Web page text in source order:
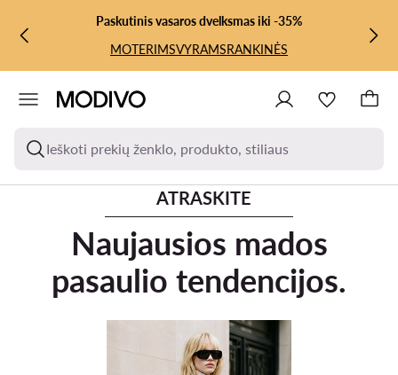
PEREITI PRIE PAGRINDINIO TURINIO
PEREITI Į PAIEŠKĄPaskutinis vasaros dvelksmas iki -35%
MOTERIMSVYRAMSRANKINĖS
Ieškoti prekių ženklo, produkto, stiliaus
ATRASKITE
Naujausios mados
pasaulio tendencijos.